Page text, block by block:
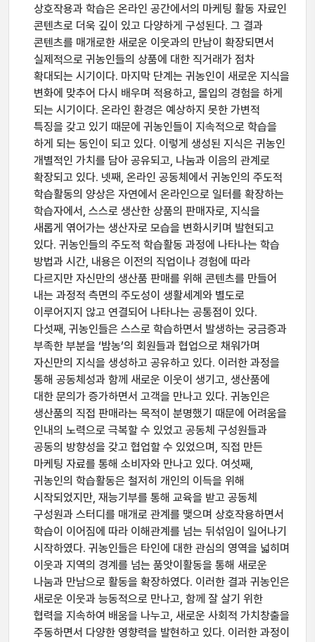
상호작용과 학습은 온라인 공간에서의 마케팅 활동 자료인
콘텐츠로 더욱 깊이 있고 다양하게 구성된다. 그 결과
콘텐츠를 매개로한 새로운 이웃과의 만남이 확장되면서
실제적으로 귀농인들의 상품에 대한 직거래가 점차
확대되는 시기이다. 마지막 단계는 귀농인이 새로운 지식을
변화에 맞추어 다시 배우며 적용하고, 몰입의 경험을 하게
되는 시기이다. 온라인 환경은 예상하지 못한 가변적
특징을 갖고 있기 때문에 귀농인들이 지속적으로 학습을
하게 되는 동인이 되고 있다. 이렇게 생성된 지식은 귀농인
개별적인 가치를 담아 공유되고, 나눔과 이음의 관계로
확장되고 있다. 넷째, 온라인 공동체에서 귀농인의 주도적
학습활동의 양상은 자연에서 온라인으로 일터를 확장하는
학습자에서, 스스로 생산한 상품의 판매자로, 지식을
새롭게 엮어가는 생산자로 모습을 변화시키며 발현되고
있다. 귀농인들의 주도적 학습활동 과정에 나타나는 학습
방법과 시간, 내용은 이전의 직업이나 경험에 따라
다르지만 자신만의 생산품 판매를 위해 콘텐츠를 만들어
내는 과정적 측면의 주도성이 생활세계와 별도로
이루어지지 않고 연결되어 나타나는 공통점이 있다.
다섯째, 귀농인들은 스스로 학습하면서 발생하는 궁금증과
부족한 부분을 ‘밤농’의 회원들과 협업으로 채워가며
자신만의 지식을 생성하고 공유하고 있다. 이러한 과정을
통해 공동체성과 함께 새로운 이웃이 생기고, 생산품에
대한 문의가 증가하면서 고객을 만나고 있다. 귀농인은
생산품의 직접 판매라는 목적이 분명했기 때문에 어려움을
인내의 노력으로 극복할 수 있었고 공동체 구성원들과
공동의 방향성을 갖고 협업할 수 있었으며, 직접 만든
마케팅 자료를 통해 소비자와 만나고 있다. 여섯째,
귀농인의 학습활동은 철저히 개인의 이득을 위해
시작되었지만, 재능기부를 통해 교육을 받고 공동체
구성원과 스터디를 매개로 관계를 맺으며 상호작용하면서
학습이 이어짐에 따라 이해관계를 넘는 뒤섞임이 일어나기
시작하였다. 귀농인들은 타인에 대한 관심의 영역을 넓히며
이웃과 지역의 경계를 넘는 품앗이활동을 통해 새로운
나눔과 만남으로 활동을 확장하였다. 이러한 결과 귀농인은
새로운 이웃과 능동적으로 만나고, 함께 잘 살기 위한
협력을 지속하여 배움을 나누고, 새로운 사회적 가치창출을
주동하면서 다양한 영향력을 발현하고 있다. 이러한 과정이